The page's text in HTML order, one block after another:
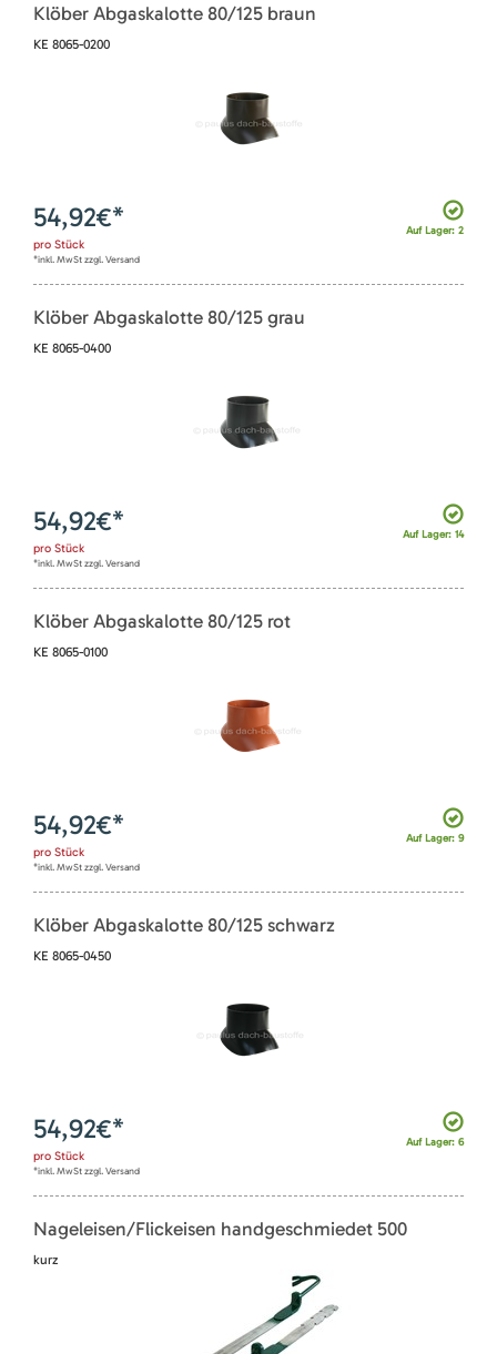
Klöber Abgaskalotte 80/125 braun
KE 8065-0200
Auf Lager: 2
54,92€*
pro Stück
*inkl. MwSt zzgl. Versand
Klöber Abgaskalotte 80/125 grau
KE 8065-0400
Auf Lager: 14
54,92€*
pro Stück
*inkl. MwSt zzgl. Versand
Klöber Abgaskalotte 80/125 rot
KE 8065-0100
Auf Lager: 9
54,92€*
pro Stück
*inkl. MwSt zzgl. Versand
Klöber Abgaskalotte 80/125 schwarz
KE 8065-0450
Auf Lager: 6
54,92€*
pro Stück
*inkl. MwSt zzgl. Versand
Nageleisen/Flickeisen handgeschmiedet 500
kurz